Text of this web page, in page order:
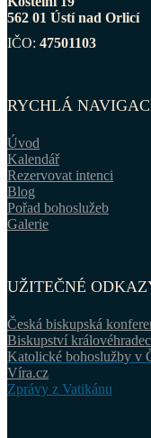
562 01 Ústí nad Orlicí
IČO: 47501103
RYCHLÁ
Úvod
Kalendář
Rezervovat intenci
Blog
Pořad bohoslužeb
Galerie
UŽITEČNÉ
Česká biskupská
Biskupství
Katolické bohoslužby v
Víra.cz
Zprávy z Vatikánu